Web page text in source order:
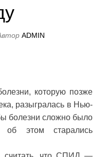
ADMIN
которую позже
разыгралась в Нью-
болезни сложно было
об этом старались